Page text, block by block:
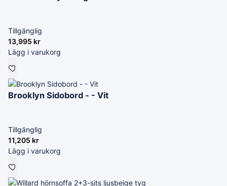
Tillgänglig
13,995 kr
Lägg i varukorg
Brooklyn Sidobord - - Vit
Tillgänglig
11,205 kr
Lägg i varukorg